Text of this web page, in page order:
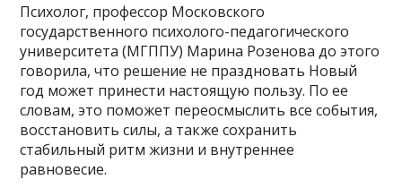
Психолог, профессор Московского
государственного психолого-педагогического
университета (МГППУ) Марина Розенова до этого
говорила, что решение не праздновать Новый
год может принести настоящую пользу. По ее
словам, это поможет переосмыслить все события,
восстановить силы, а также сохранить
стабильный ритм жизни и внутреннее
равновесие.